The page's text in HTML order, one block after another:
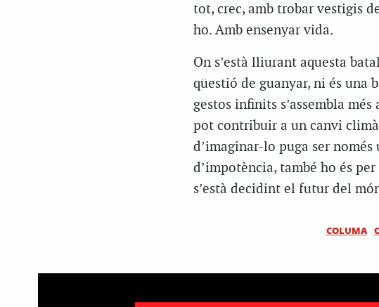
tot, crec, amb trobar vestigis
ho. Amb ensenyar vida.
On s’està lliurant aquesta
qüestió de guanyar, ni és una
gestos infinits s’assembla
pot contribuir a un canvi
d’imaginar-lo puga ser
d’impotència, també ho és
s’està decidint el futur del
COLUMA